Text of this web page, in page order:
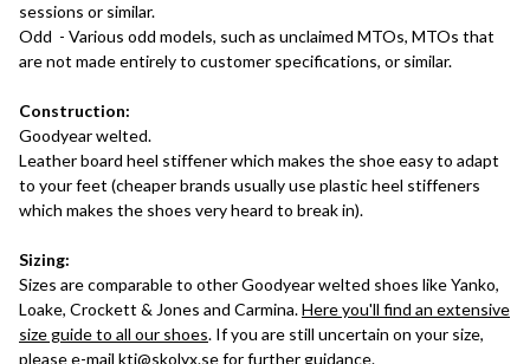
sessions or similar.
Odd - Various odd models, such as unclaimed MTOs, MTOs that
are not made entirely to customer specifications, or similar.
Construction:
Goodyear welted.
Leather board heel stiffener which makes the shoe easy to adapt
to your feet (cheaper brands usually use plastic heel stiffeners
which makes the shoes very heard to break in).
Sizing:
Sizes are comparable to other Goodyear welted shoes like Yanko,
Loake, Crockett & Jones and Carmina.Here you'll find an extensive
size guide to all our shoes. If you are still uncertain on your size,
please e-mail ktj@skolyx.sefor further guidance.